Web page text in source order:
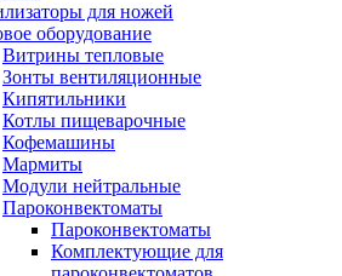
для ножей
оборудование
Витрины тепловые
Зонты вентиляционные
Кипятильники
Котлы пищеварочные
Кофемашины
Мармиты
Модули нейтральные
Пароконвектоматы
Пароконвектоматы
Комплектующие для